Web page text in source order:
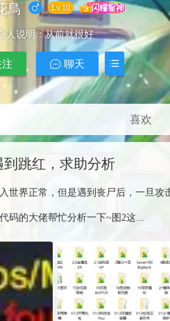
鳥 Lv.10
人说明：从前就很好
注 聊天
喜欢
到跳红，求助分析
世界正常，但是遇到丧尸后，一旦
码的大佬帮忙分析一下~图2这...